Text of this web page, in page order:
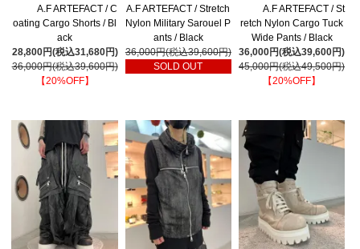
A.F ARTEFACT / C
oating Cargo Shorts / Bl
ack
28,800円(税込31,680円)
36,000円(税込39,600円)
【20%OFF】
A.F ARTEFACT / Stretch
Nylon Military Sarouel P
ants / Black
36,000円(税込39,600円)
SOLD OUT
A.F ARTEFACT / St
retch Nylon Cargo Tuck
Wide Pants / Black
36,000円(税込39,600円)
45,000円(税込49,500円)
【20%OFF】